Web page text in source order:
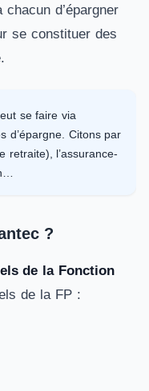
d’épargner
se constituer des
se faire via
d’épargne. Citons par
retraite), l’assurance-
?
de la Fonction
de la FP :